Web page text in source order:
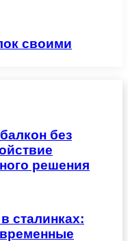
своими
без
решения
сталинках: